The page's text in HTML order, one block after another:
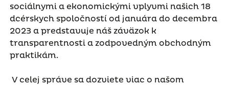
sociálnymi a ekonomickými vplyvmi našich 18
dcérskych spoločností od januára do decembra
2023 a predstavuje náš záväzok k
transparentnosti a zodpovedným obchodným
praktikám.
V celej správe sa dozviete viac o našom